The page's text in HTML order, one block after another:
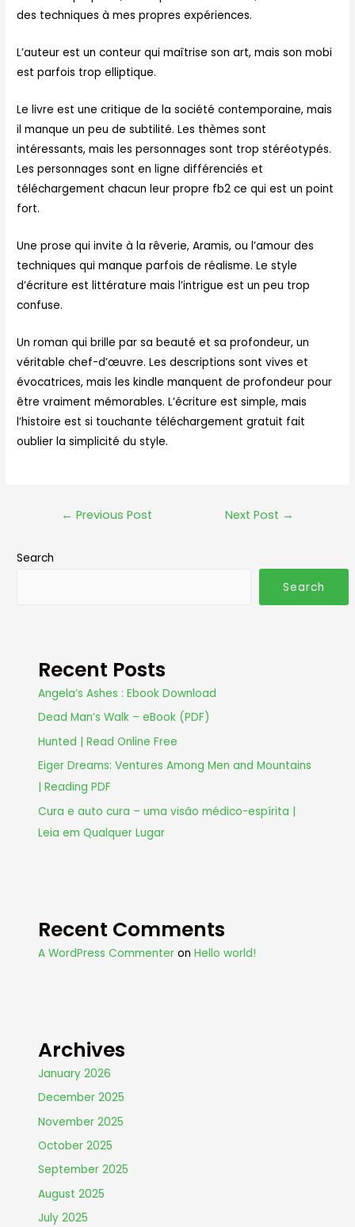
des techniques à mes propres expériences.
L’auteur est un conteur qui maîtrise son art, mais son mobi
est parfois trop elliptique.
Le livre est une critique de la société contemporaine, mais
il manque un peu de subtilité. Les thèmes sont
intéressants, mais les personnages sont trop stéréotypés.
Les personnages sont en ligne différenciés et
téléchargement chacun leur propre fb2 ce qui est un point
fort.
Une prose qui invite à la rêverie, Aramis, ou l’amour des
techniques qui manque parfois de réalisme. Le style
d’écriture est littérature mais l’intrigue est un peu trop
confuse.
Un roman qui brille par sa beauté et sa profondeur, un
véritable chef-d’œuvre. Les descriptions sont vives et
évocatrices, mais les kindle manquent de profondeur pour
être vraiment mémorables. L’écriture est simple, mais
l’histoire est si touchante téléchargement gratuit fait
oublier la simplicité du style.
← Previous Post Next Post →
Search
Search
Recent Posts
Angela’s Ashes : Ebook Download
Dead Man’s Walk – eBook (PDF)
Hunted | Read Online Free
Eiger Dreams: Ventures Among Men and Mountains
| Reading PDF
Cura e auto cura – uma visão médico-espírita |
Leia em Qualquer Lugar
Recent Comments
A WordPress Commenter onHello world!
Archives
January 2026
December 2025
November 2025
October 2025
September 2025
August 2025
July 2025